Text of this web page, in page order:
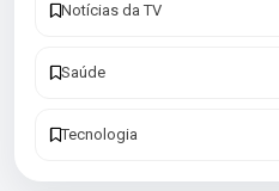
Notícias da TV
Saúde
Tecnologia